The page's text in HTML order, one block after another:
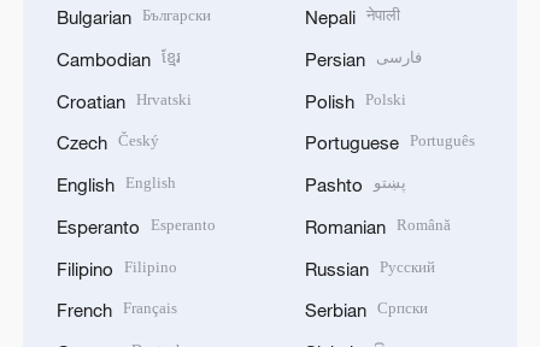
Bulgarian Български
Cambodian ខ្មែរ
Croatian Hrvatski
Czech Český
English English
Esperanto Esperanto
Filipino Filipino
French Français
Nepali नेपाली
Persian فارسی
Polish Polski
Portuguese Português
Pashto پښتو
Romanian Română
Russian Русский
Serbian Српски